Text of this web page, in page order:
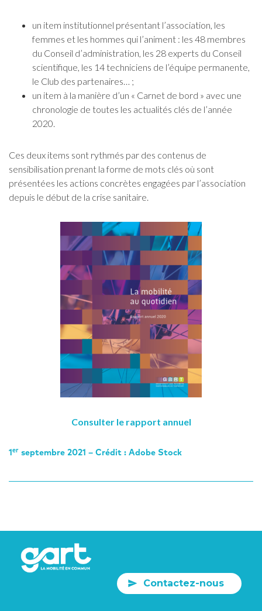
un item institutionnel présentant l’association, les
femmes et les hommes qui l’animent : les 48 membres
du Conseil d’administration, les 28 experts du Conseil
scientifique, les 14 techniciens de l’équipe permanente,
le Club des partenaires… ;
un item à la manière d’un « Carnet de bord » avec une
chronologie de toutes les actualités clés de l’année
2020.
Ces deux items sont rythmés par des contenus de
sensibilisation prenant la forme de mots clés où sont
présentées les actions concrètes engagées par l’association
depuis le début de la crise sanitaire.
Consulter le rapport annuel
1er septembre 2021 – Crédit : Adobe Stock
Contactez-nous